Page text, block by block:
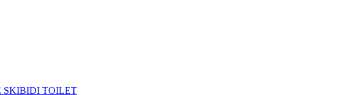
SKIBIDI TOILET